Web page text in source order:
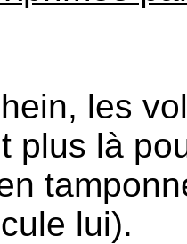
les
plus là
lui).